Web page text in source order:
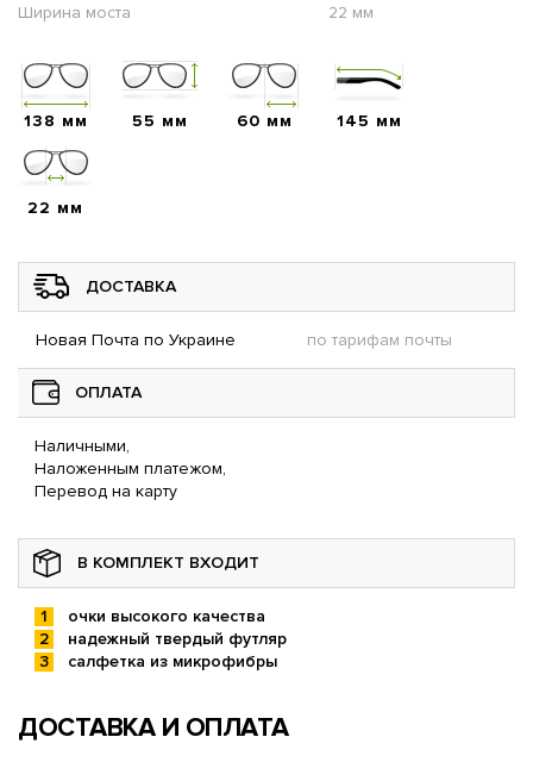
Ширина моста
22 мм
138 мм 55 мм 60 мм 145 мм
22 мм
ДОСТАВКА
Новая Почта по Украине по тарифам почты
ОПЛАТА
Наличными,
Наложенным платежом,
Перевод на карту
В КОМПЛЕКТ ВХОДИТ
очки высокого качества
надежный твердый футляр
салфетка из микрофибры
ДОСТАВКА И ОПЛАТА